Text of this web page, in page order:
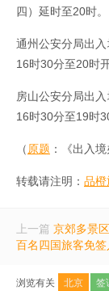
四）延时至20时。
通州公安分局出
16时30分至20时
房山公安分局出
16时30分至19时
（原题 ：《出入
转载请注明： 品橙
上一篇 京郊多景
百名四国旅客免签
浏览有关 北京 签